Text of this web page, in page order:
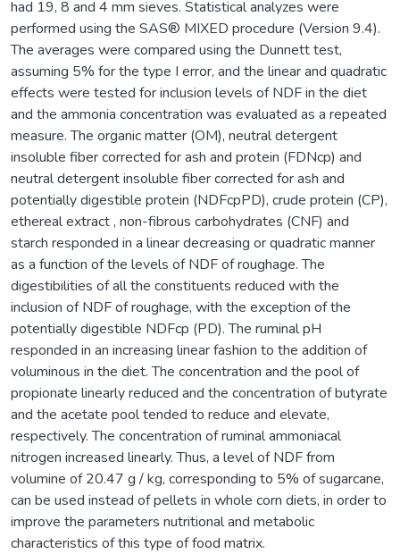
had 19, 8 and 4 mm sieves. Statistical analyzes were
performed using the SAS® MIXED procedure (Version 9.4).
The averages were compared using the Dunnett test,
assuming 5% for the type I error, and the linear and quadratic
effects were tested for inclusion levels of NDF in the diet
and the ammonia concentration was evaluated as a repeated
measure. The organic matter (OM), neutral detergent
insoluble fiber corrected for ash and protein (FDNcp) and
neutral detergent insoluble fiber corrected for ash and
potentially digestible protein (NDFcpPD), crude protein (CP),
ethereal extract , non-fibrous carbohydrates (CNF) and
starch responded in a linear decreasing or quadratic manner
as a function of the levels of NDF of roughage. The
digestibilities of all the constituents reduced with the
inclusion of NDF of roughage, with the exception of the
potentially digestible NDFcp (PD). The ruminal pH
responded in an increasing linear fashion to the addition of
voluminous in the diet. The concentration and the pool of
propionate linearly reduced and the concentration of butyrate
and the acetate pool tended to reduce and elevate,
respectively. The concentration of ruminal ammoniacal
nitrogen increased linearly. Thus, a level of NDF from
volumine of 20.47 g / kg, corresponding to 5% of sugarcane,
can be used instead of pellets in whole corn diets, in order to
improve the parameters nutritional and metabolic
characteristics of this type of food matrix.